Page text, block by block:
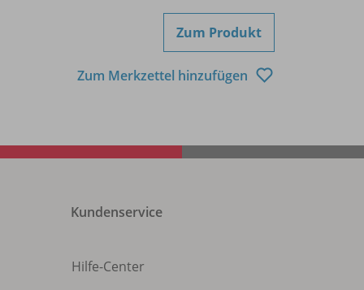
Zum Produkt
Zum Merkzettel hinzufügen
Kundenservice
Hilfe-Center